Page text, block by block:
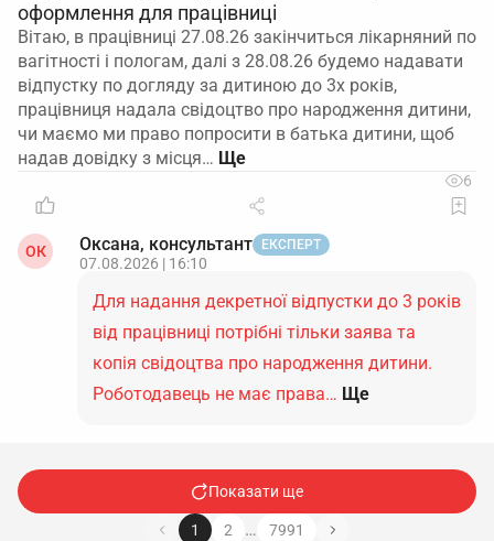
оформлення для працівниці
Вітаю, в працівниці 27.08.26 закінчиться лікарняний по
вагітності і пологам, далі з 28.08.26 будемо надавати
відпустку по догляду за дитиною до 3х років,
працівниця надала свідоцтво про народження дитини,
чи маємо ми право попросити в батька дитини, щоб
надав довідку з місця…
6
ОК Оксана, консультант ЕКСПЕРТ
07.08.2026 | 16:10
Для надання декретної відпустки до 3 років
від працівниці потрібні тільки заява та
копія свідоцтва про народження дитини.
Роботодавець не має права… Ще
Показати ще
1 2 … 7991